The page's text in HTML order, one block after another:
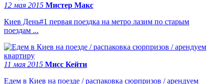
12 мая 2015 Мистер Макс
Киев День#1 первая поездка на метро лазим по старым
поездам ...
11 мая 2015 Мисс Кейти
Едем в Киев на поезде / распаковка сюрпризов / арендуем